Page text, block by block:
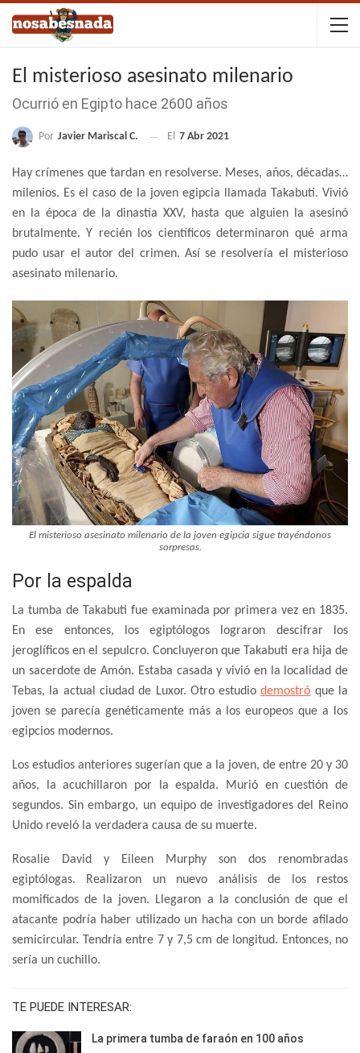
El misterioso asesinato milenario
Ocurrió en Egipto hace 2600 años
Por Javier Mariscal C. El 7 Abr 2021
Hay crímenes que tardan en resolverse. Meses, años, décadas…
milenios. Es el caso de la joven egipcia llamada Takabuti. Vivió
en la época de la dinastía XXV, hasta que alguien la asesinó
brutalmente. Y recién los científicos determinaron qué arma
pudo usar el autor del crimen. Así se resolvería el misterioso
asesinato milenario.
El misterioso asesinato milenario de la joven egipcia sigue trayéndonos
sorpresas.
Por la espalda
La tumba de Takabuti fue examinada por primera vez en 1835.
En ese entonces, los egiptólogos lograron descifrar los
jeroglíficos en el sepulcro. Concluyeron que Takabuti era hija de
un sacerdote de Amón. Estaba casada y vivió en la localidad de
Tebas, la actual ciudad de Luxor. Otro estudiodemostró que la
joven se parecía genéticamente más a los europeos que a los
egipcios modernos.
Los estudios anteriores sugerían que a la joven, de entre 20 y 30
años, la acuchillaron por la espalda. Murió en cuestión de
segundos. Sin embargo, un equipo de investigadores del Reino
Unido reveló la verdadera causa de su muerte.
Rosalie David y Eileen Murphy son dos renombradas
egiptólogas. Realizaron un nuevo análisis de los restos
momificados de la joven. Llegaron a la conclusión de que el
atacante podría haber utilizado un hacha con un borde afilado
semicircular. Tendría entre 7 y 7,5 cm de longitud. Entonces, no
sería un cuchillo.
TE PUEDE INTERESAR:
La primera tumba de faraón en 100 años